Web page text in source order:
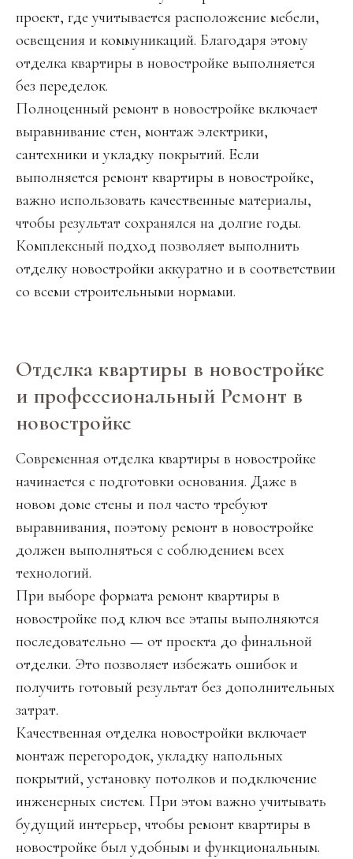
проект, где учитывается расположение мебели,
освещения и коммуникаций. Благодаря этому
отделка квартиры в новостройке выполняется
без переделок.
Полноценный ремонт в новостройке включает
выравнивание стен, монтаж электрики,
сантехники и укладку покрытий. Если
выполняется ремонт квартиры в новостройке,
важно использовать качественные материалы,
чтобы результат сохранялся на долгие годы.
Комплексный подход позволяет выполнить
отделку новостройки аккуратно и в соответствии
со всеми строительными нормами.
Отделка квартиры в новостройке
и профессиональный Ремонт в
новостройке
Современная отделка квартиры в новостройке
начинается с подготовки основания. Даже в
новом доме стены и пол часто требуют
выравнивания, поэтому ремонт в новостройке
должен выполняться с соблюдением всех
технологий.
При выборе формата ремонт квартиры в
новостройке под ключ все этапы выполняются
последовательно — от проекта до финальной
отделки. Это позволяет избежать ошибок и
получить готовый результат без дополнительных
затрат.
Качественная отделка новостройки включает
монтаж перегородок, укладку напольных
покрытий, установку потолков и подключение
инженерных систем. При этом важно учитывать
будущий интерьер, чтобы ремонт квартиры в
новостройке был удобным и функциональным.